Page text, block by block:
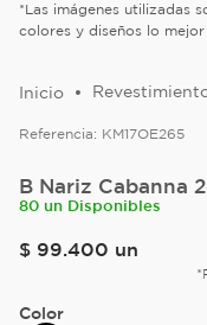
*Las imágenes utilizadas
colores y diseños lo
Referencia: KM17OE265
B Nariz Cabanna
80 un Disponibles
$ 99.400 un
Color